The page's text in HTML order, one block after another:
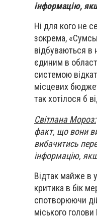
інформацію,
Ні для кого не
зокрема,
відбуваються в
єдиним в
системою
місцевих
так хотілося б
Світлана Мороз:
факт, що вони
вибачитись
інформацію,
Відтак майже в
критика в бік
спотворюючи
міського